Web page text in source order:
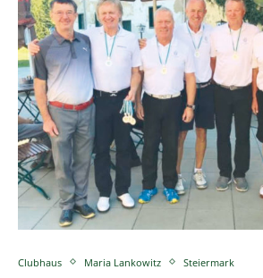
Clubhaus Maria Lankowitz Steiermark